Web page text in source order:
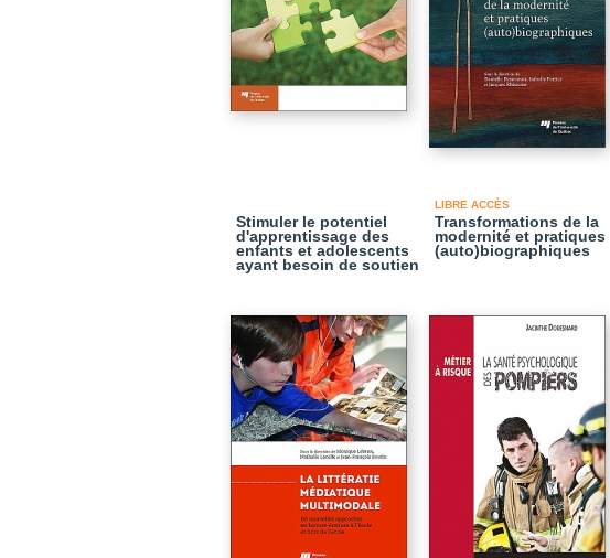
Stimuler le potentiel
d'apprentissage des
enfants et adolescents
ayant besoin de soutien
LIBRE ACCÈS
Transformations de la
modernité et pratiques
(auto)biographiques